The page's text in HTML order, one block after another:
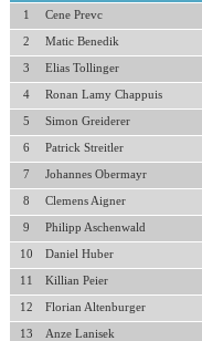
1 Cene Prevc
2 Matic Benedik
3 Elias Tollinger
4 Ronan Lamy Chappuis
5 Simon Greiderer
6 Patrick Streitler
7 Johannes Obermayr
8 Clemens Aigner
9 Philipp Aschenwald
10 Daniel Huber
11 Killian Peier
12 Florian Altenburger
13 Anze Lanisek